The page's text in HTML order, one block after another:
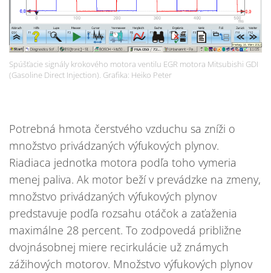
Spúšťacie signály krokového motora ventilu EGR motora Mitsubishi GDI
(Gasoline Direct Injection). Grafika: Heiko Peter
Potrebná hmota čerstvého vzduchu sa zníži o
množstvo privádzaných výfukových plynov.
Riadiaca jednotka motora podľa toho vymeria
menej paliva. Ak motor beží v prevádzke na zmeny,
množstvo privádzaných výfukových plynov
predstavuje podľa rozsahu otáčok a zaťaženia
maximálne 28 percent. To zodpovedá približne
dvojnásobnej miere recirkulácie už známych
zážihových motorov. Množstvo výfukových plynov